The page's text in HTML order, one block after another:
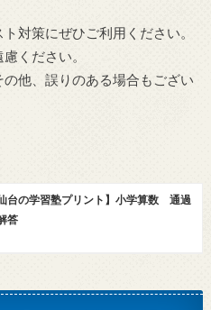
対策にぜひご利用ください。
ください。
他、誤りのある場合もござい
仙台の学習塾プリント】小学算数 通過
答